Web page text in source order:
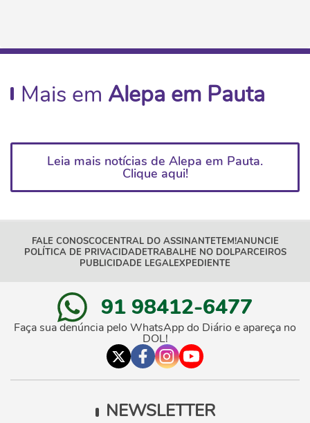
Mais em Alepa em Pauta
Leia mais notícias de Alepa em Pauta.
Clique aqui!
FALE CONOSCOCENTRAL DO ASSINANTETEM!ANUNCIE
POLÍTICA DE PRIVACIDADETRABALHE NO DOLPARCEIROS
PUBLICIDADE LEGALEXPEDIENTE
91 98412-6477
Faça sua denúncia pelo WhatsApp do Diário e apareça no
DOL!
NEWSLETTER